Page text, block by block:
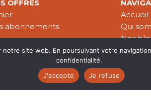
OFFRES
abonnements
Accueil
Qui
Nos
Nos
site web. En poursuivant votre
confidentialité.
J'accepte
Je refuse